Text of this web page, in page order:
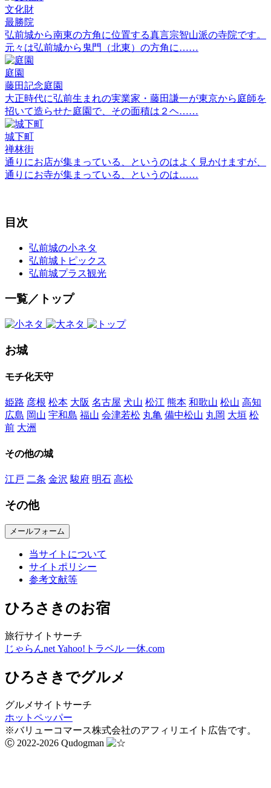
文化財
最勝院
弘前城から南東の方角に位置する真言宗智山派の寺院です。
元々は弘前城から鬼門（北東）の方角に……
庭園
藤田記念庭園
大正時代に弘前生まれの実業家・藤田謙一が東京から庭師を
招いて造らせた庭園で、その面積は２ヘ……
城下町
禅林街
通りにお店が集まっている、というのはよく見かけますが、
通りにお寺が集まっている、というのは……
目次
弘前城の小ネタ
弘前城トピックス
弘前城プラス観光
一覧／トップ
お城
モチ化天守
姫路 彦根 松本 大阪 名古屋 犬山 松江 熊本 和歌山 松山 高知
広島 岡山 宇和島 福山 会津若松 丸亀 備中松山 丸岡 大垣 松
前 大洲
その他の城
江戸 二条 金沢 駿府 明石 高松
その他
メールフォーム
当サイトについて
サイトポリシー
参考文献等
ひろさきのお宿
旅行サイトサーチ
じゃらんnet Yahoo!トラベル 一休.com
ひろさきでグルメ
グルメサイトサーチ
ホットペッパー
※バリューコマース株式会社のアフィリエイト広告です。
Ⓒ 2022-2026 Qudogman